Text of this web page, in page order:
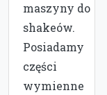
maszyny do
shakeów.
Posiadamy
części
wymienne